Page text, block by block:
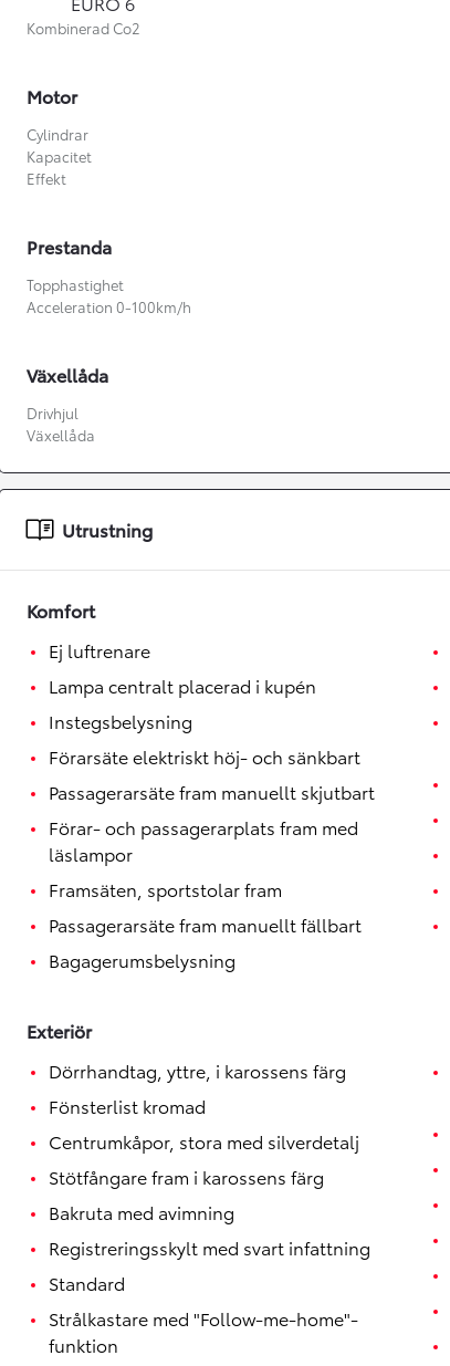
Från 360 900 kr
Från 3 548 kr/mån
Kombinerad Co2
Motor
Cylindrar
Kapacitet
Effekt
Prestanda
Topphastighet
Acceleration 0-100km/h
Växellåda
Drivhjul
Växellåda
Utrustning
Komfort
Ej luftrenare
Lampa centralt placerad i kupén
Instegsbelysning
Förarsäte elektriskt höj- och sänkbart
Passagerarsäte fram manuellt skjutbart
Förar- och passagerarplats fram med
läslampor
Framsäten, sportstolar fram
Passagerarsäte fram manuellt fällbart
Bagagerumsbelysning
Exteriör
Dörrhandtag, yttre, i karossens färg
Fönsterlist kromad
Centrumkåpor, stora med silverdetalj
Stötfångare fram i karossens färg
Bakruta med avimning
Registreringsskylt med svart infattning
Standard
Strålkastare med "Follow-me-home"-
funktion